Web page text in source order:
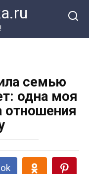
семью
одна моя
отношения